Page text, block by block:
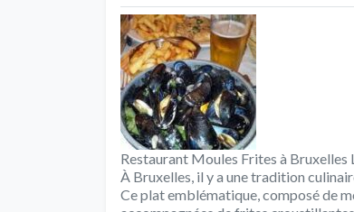
Restaurant Moules Frites à
À Bruxelles, il y a une tradition
Ce plat emblématique, composé de